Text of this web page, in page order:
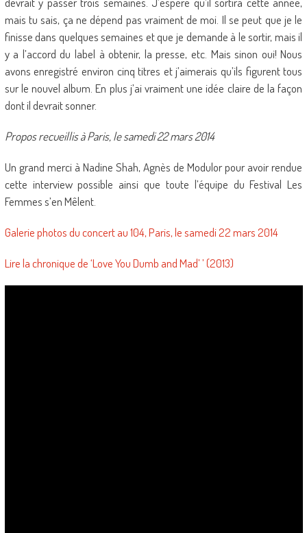
mais tu sais, ça ne dépend pas vraiment de moi. Il se peut que je le
finisse dans quelques semaines et que je demande à le sortir, mais il
y a l’accord du label à obtenir, la presse, etc. Mais sinon oui! Nous
avons enregistré environ cinq titres et j’aimerais qu’ils figurent tous
sur le nouvel album. En plus j’ai vraiment une idée claire de la façon
dont il devrait sonner.
Propos recueillis à Paris, le samedi 22 mars 2014
Un grand merci à Nadine Shah, Agnès de Modulor pour avoir rendue
cette interview possible ainsi que toute l’équipe du Festival Les
Femmes s’en Mêlent.
Galerie photos du concert au 104, Paris, le samedi 22 mars 2014
Lire la chronique de ‘Love You Dumb and Mad’ ’ (2013)